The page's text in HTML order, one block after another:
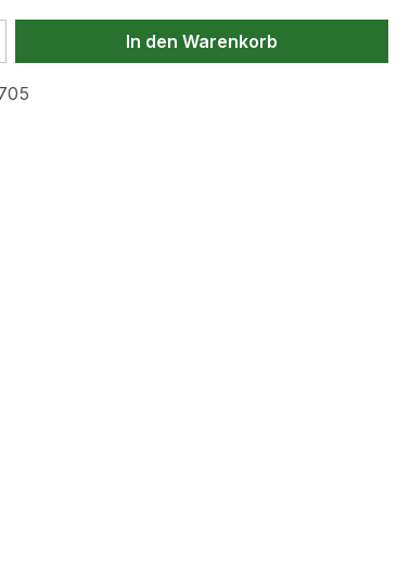
Gib den gewünschten Wert
In den Warenkorb